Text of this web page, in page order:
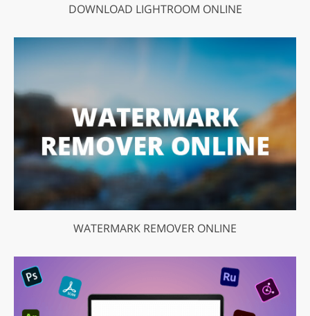
DOWNLOAD LIGHTROOM ONLINE
WATERMARK REMOVER ONLINE